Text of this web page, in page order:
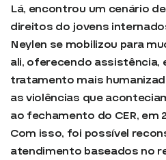
Lá, encontrou um cenário
direitos do jovens
Neylen se mobilizou para
ali, oferecendo assistência,
tratamento mais
as violências que
ao fechamento do CER, em
Com isso, foi possível
atendimento baseados no